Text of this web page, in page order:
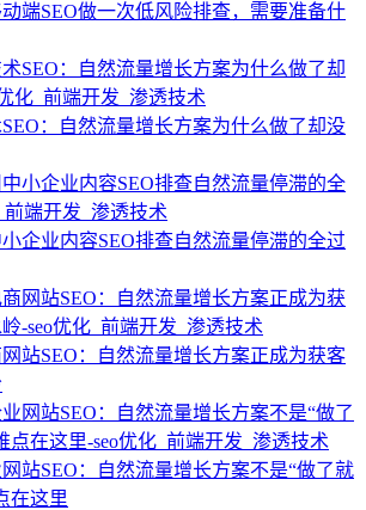
端SEO做一次低风险排查，需要准备什
：自然流量增长方案为什么做了却没
企业内容SEO排查自然流量停滞的全过
站SEO：自然流量增长方案正成为获客
站SEO：自然流量增长方案不是“做了就
在这里